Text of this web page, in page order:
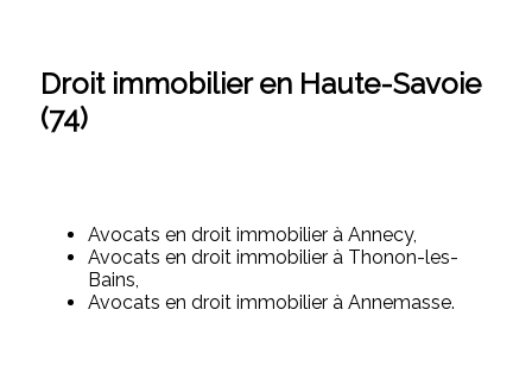
Droit immobilier en Haute-Savoie
(74)
Avocats en droit immobilier à Annecy,
Avocats en droit immobilier à Thonon-les-
Bains,
Avocats en droit immobilier à Annemasse.